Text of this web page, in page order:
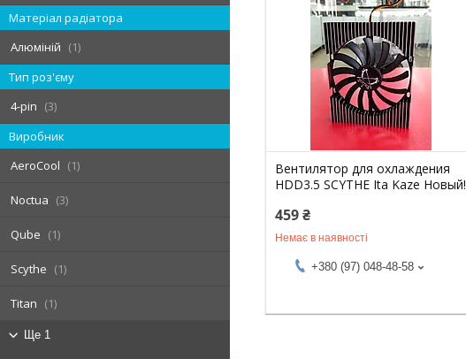
Матеріал радіатора
Алюміній
1
Тип роз'єму
4-pin
3
Виробник
AeroCool
1
Noctua 3
Qube 1
Scythe 1
Titan 1
Ще 1
Вентилятор для охлаждения
HDD3.5 SCYTHE Ita Kaze Новый!
459 ₴
Немає в наявності
+380 (97) 048-48-58